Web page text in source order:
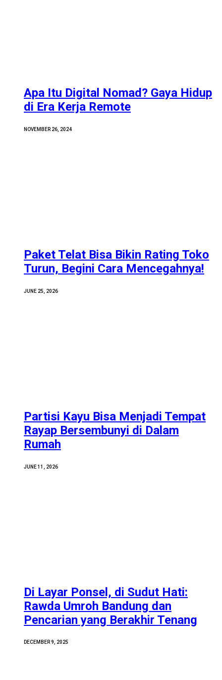
Apa Itu Digital Nomad? Gaya Hidup
di Era Kerja Remote
NOVEMBER 26, 2024
Paket Telat Bisa Bikin Rating Toko
Turun, Begini Cara Mencegahnya!
JUNE 25, 2026
Partisi Kayu Bisa Menjadi Tempat
Rayap Bersembunyi di Dalam
Rumah
JUNE 11, 2026
Di Layar Ponsel, di Sudut Hati:
Rawda Umroh Bandung dan
Pencarian yang Berakhir Tenang
DECEMBER 9, 2025